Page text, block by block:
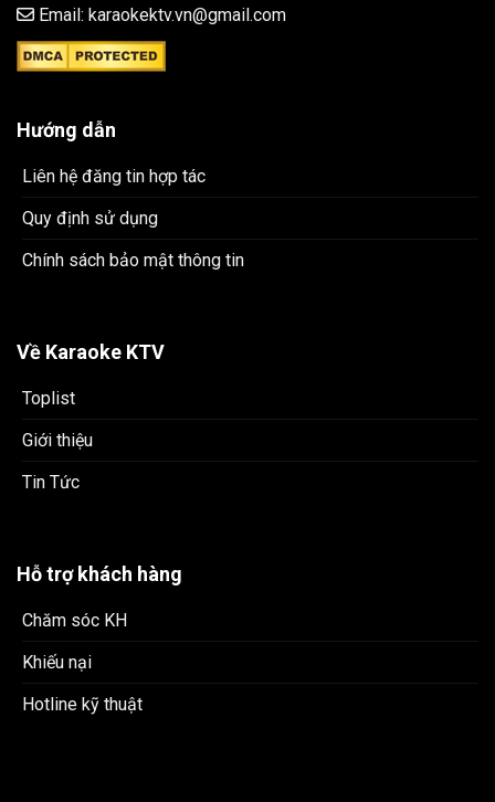
Email: karaokektv.vn@gmail.com
Hướng dẫn
Liên hệ đăng tin hợp tác
Quy định sử dụng
Chính sách bảo mật thông tin
Về Karaoke KTV
Toplist
Giới thiệu
Tin Tức
Hỗ trợ khách hàng
Chăm sóc KH
Khiếu nại
Hotline kỹ thuật